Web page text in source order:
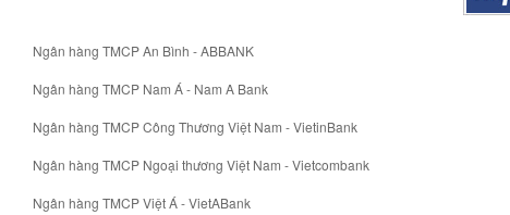
Ngân hàng TMCP An Bình - ABBANK
Ngân hàng TMCP Nam Á - Nam A Bank
Ngân hàng TMCP Công Thương Việt Nam - VietinBank
Ngân hàng TMCP Ngoại thương Việt Nam - Vietcombank
Ngân hàng TMCP Việt Á - VietABank